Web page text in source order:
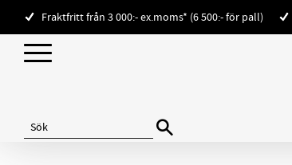
Fraktfritt från 3 000:- ex.moms* (6 500:- för pall)